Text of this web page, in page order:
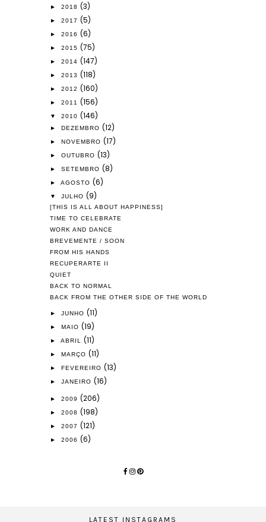
► 2018 (3)
► 2017 (5)
► 2016 (6)
► 2015 (75)
► 2014 (147)
► 2013 (118)
► 2012 (160)
► 2011 (156)
▼ 2010 (146)
► DEZEMBRO (12)
► NOVEMBRO (17)
► OUTUBRO (13)
► SETEMBRO (8)
► AGOSTO (6)
▼ JULHO (9)
[THIS IS ALL ABOUT HAPPINESS]
TIME TO CELEBRATE
WORK AND DANCE
BREVEMENTE / SOON
FROM HIS HANDS
RECUPERARTE II
QUIET
BACK TO NORMAL
BACK FROM THE OTHER SIDE OF THE WORLD
► JUNHO (11)
► MAIO (19)
► ABRIL (11)
► MARÇO (11)
► FEVEREIRO (13)
► JANEIRO (16)
► 2009 (206)
► 2008 (198)
► 2007 (121)
► 2006 (6)
LATEST INSTAGRAMS